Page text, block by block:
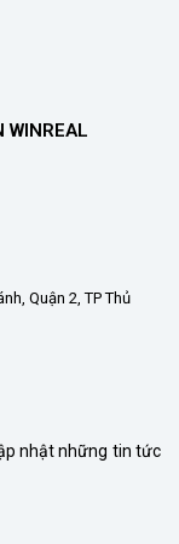
WINREAL
Quận 2, TP Thủ
nhật những tin tức